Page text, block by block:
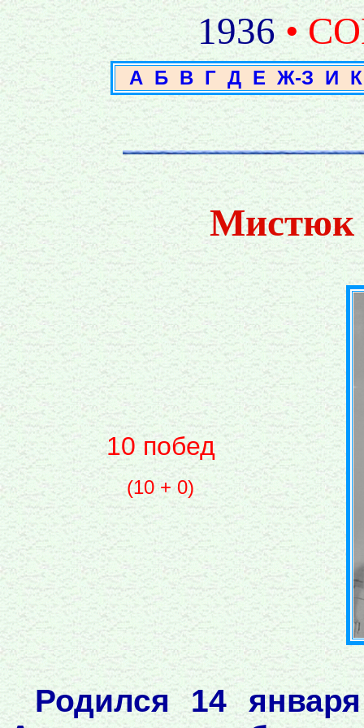
1936 •
А Б В Г Д Е Ж-З И К
Мистюк
10 побед
(10 + 0)
Родился 14